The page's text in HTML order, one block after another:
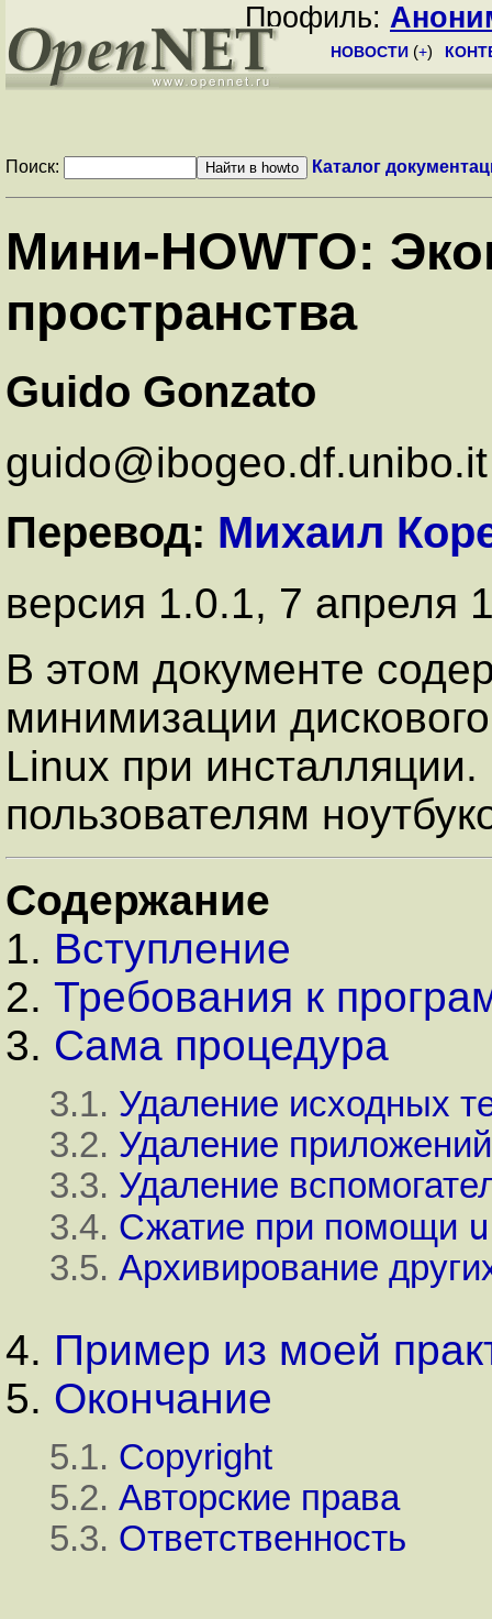
Профиль:
НОВОСТИ (+)
Поиск: Каталог
Мини-HOWTO:
пространства
Guido Gonzato
guido@ibogeo.df.unibo.it
Перевод: Михаил
версия 1.0.1, 7 апреля
В этом документе
минимизации
Linux при
пользователям
Содержание
1. Вступление
2. Требования к
3. Сама процедура
3.1. Удаление исходных
3.2. Удаление приложений
3.3. Удаление
3.4. Сжатие при помощи
3.5. Архивирование
4. Пример из моей
5. Окончание
5.1. Copyright
5.2. Авторские права
5.3. Ответственность